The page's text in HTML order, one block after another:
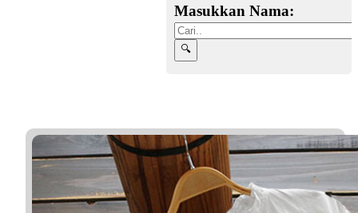
Masukkan Nama: